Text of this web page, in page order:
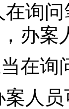
询
办案
询
员